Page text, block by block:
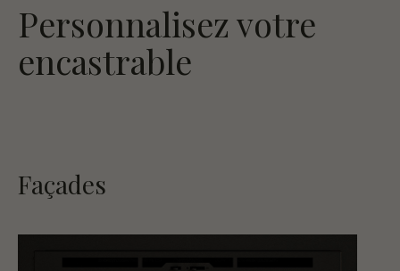
Personnalisez votre
encastrable
Façades